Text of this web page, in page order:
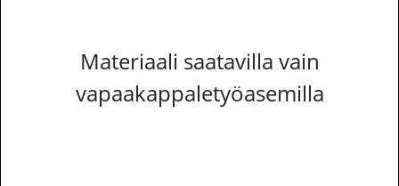
Materiaali saatavilla vain
vapaakappaletyöasemilla